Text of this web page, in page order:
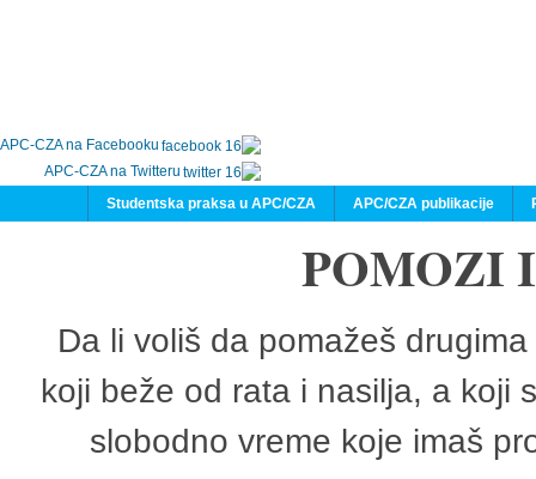
APC-CZA na Facebooku
APC-CZA na Twitteru
APC/CZA publikacije
Studentska praksa u APC/CZA
POMOZI
Da li voliš da pomažeš
koji beže od rata i nasilja, a koji
slobodno vreme koje imaš